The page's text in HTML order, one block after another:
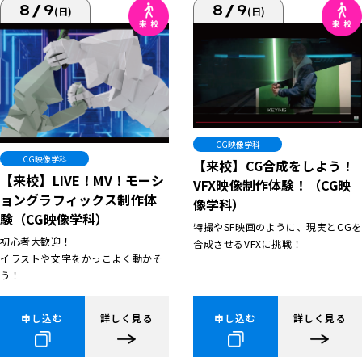
8/9(日)
CG映像学科
【来校】LIVE！MV！モーシ
ョングラフィックス制作体
験（CG映像学科）
初心者大歓迎！
イラストや文字をかっこよく動かそ
う！
申し込む 詳しく見る
8/9(日)
CG映像学科
【来校】CG合成をしよう！
VFX映像制作体験！（CG映
像学科）
特撮やSF映画のように、現実とCGを
合成させるVFXに挑戦！
申し込む 詳しく見る